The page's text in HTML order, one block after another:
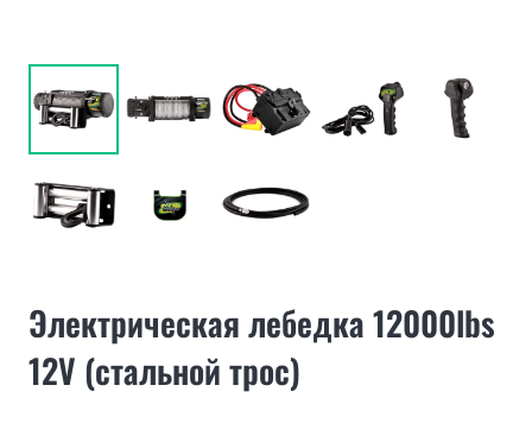
Электрическая лебедка 12000lbs
12V (стальной трос)